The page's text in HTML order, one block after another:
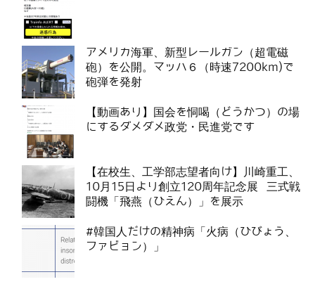
アメリカ海軍、新型レールガン（超電磁
砲）を公開。マッハ６（時速7200km)で
砲弾を発射
【動画あり】国会を恫喝（どうかつ）の場
にするダメダメ政党・民進党です
【在校生、工学部志望者向け】川崎重工、
10月15日より創立120周年記念展 三式戦
闘機「飛燕（ひえん）」を展示
#韓国人だけの精神病「火病（ひびょう、
ファビョン）」